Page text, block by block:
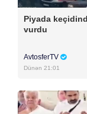
Piyada
vurdu
AvtosferTV
Dünən 21:01